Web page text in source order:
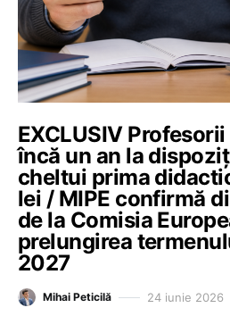
EXCLUSIV
încă un an la
cheltui prima
lei / MIPE confirmă
de la Comisia
prelungirea
2027
Mihai Peticilă 24 iunie 2026